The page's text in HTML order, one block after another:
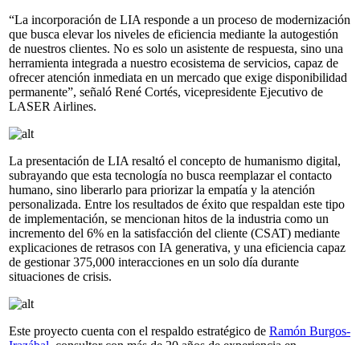
“La incorporación de LIA responde a un proceso de modernización
que busca elevar los niveles de eficiencia mediante la autogestión
de nuestros clientes. No es solo un asistente de respuesta, sino una
herramienta integrada a nuestro ecosistema de servicios, capaz de
ofrecer atención inmediata en un mercado que exige disponibilidad
permanente”, señaló René Cortés, vicepresidente Ejecutivo de
LASER Airlines.
La presentación de LIA resaltó el concepto de humanismo digital,
subrayando que esta tecnología no busca reemplazar el contacto
humano, sino liberarlo para priorizar la empatía y la atención
personalizada. Entre los resultados de éxito que respaldan este tipo
de implementación, se mencionan hitos de la industria como un
incremento del 6% en la satisfacción del cliente (CSAT) mediante
explicaciones de retrasos con IA generativa, y una eficiencia capaz
de gestionar 375,000 interacciones en un solo día durante
situaciones de crisis.
Este proyecto cuenta con el respaldo estratégico de Ramón Burgos-